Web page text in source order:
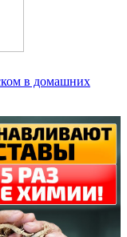
в домашних